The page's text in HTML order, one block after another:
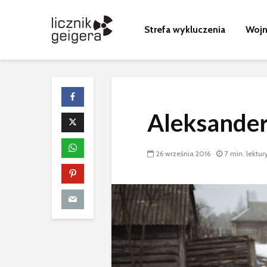
Strefa wykluczenia
26 września 2016 7 min.
Nagranie z
Sławutycza
Wołodymyr
Nikołaj
maszynisty
naczelnika
elektrowni